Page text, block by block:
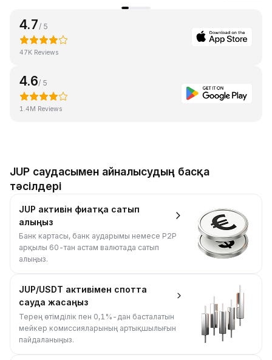
4.7 / 5
47K Reviews
4.6/ 5
1.4M Reviews
JUP саудасымен айналысудың басқа
тәсілдері
JUP активін фиатқа сатып
алыңыз
Банк картасы, банк аударымы немесе P2P
арқылы 60-тан астам валютада сатып
алыңыз.
JUP/USDT активімен спотта
сауда жасаңыз
Терең өтімділік пен 0,1%-дан басталатын
мейкер комиссияларының артықшылығын
пайдаланыңыз.